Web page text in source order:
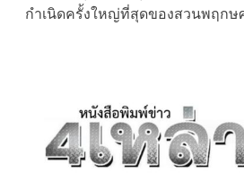
กำเนิดครั้งใหญ่ที่สุดของสวนพฤกษ